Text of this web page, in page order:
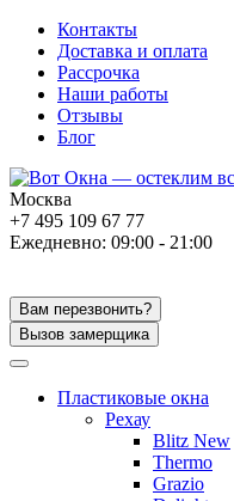
Контакты
Доставка и оплата
Рассрочка
Наши работы
Отзывы
Блог
Москва
+7 495 109 67 77
Ежедневно: 09:00 - 21:00
Вам перезвонить?
Вызов замерщика
Пластиковые окна
Рехау
Blitz New
Thermo
Grazio